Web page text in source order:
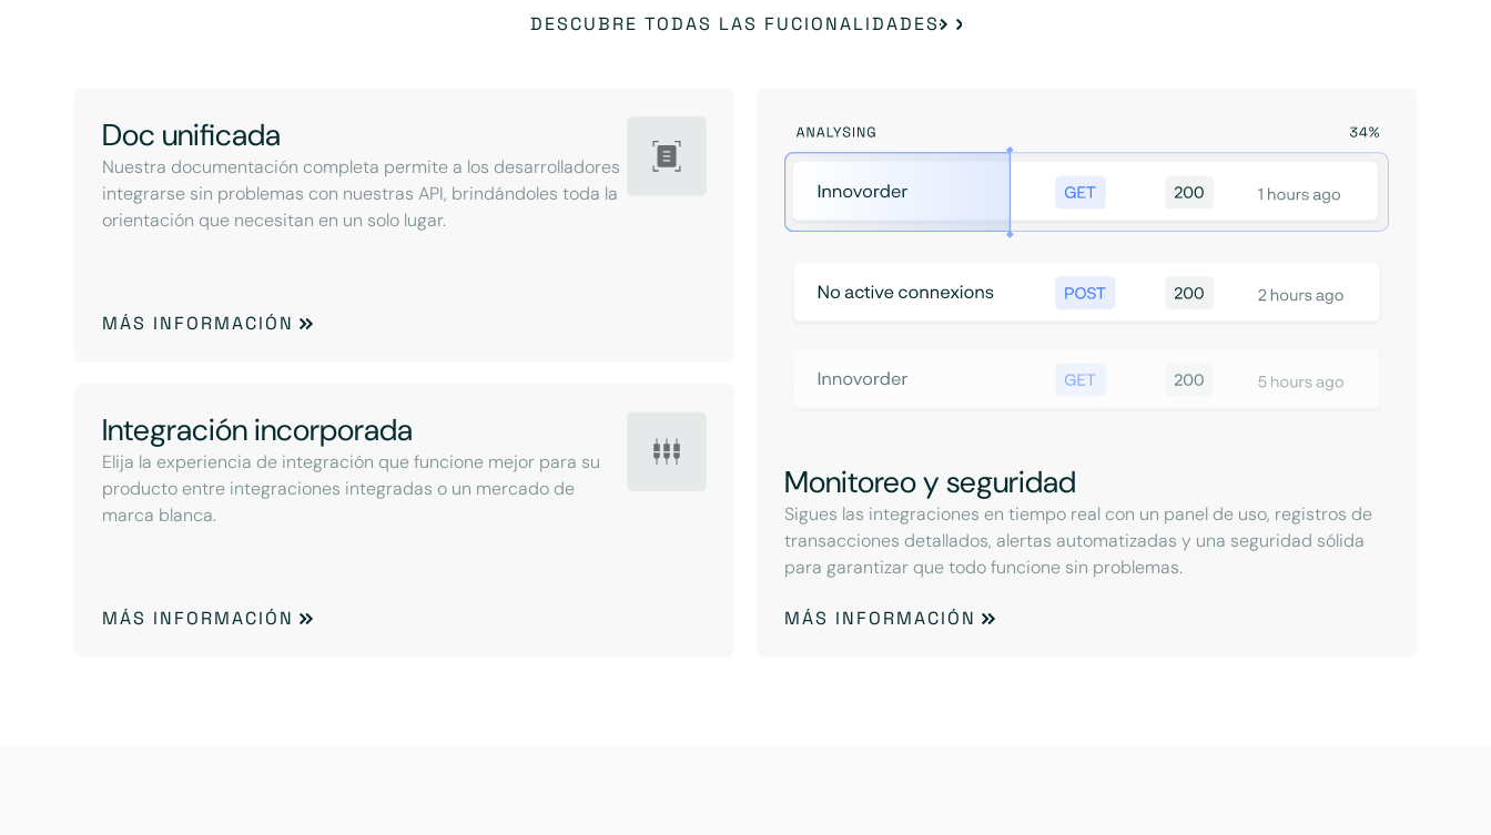
DESCUBRE TODAS LAS FUCIONALIDADES
Doc unificada
Nuestra documentación completa permite a los desarrolladores
integrarse sin problemas con nuestras API, brindándoles toda la
orientación que necesitan en un solo lugar.
MÁS INFORMACIÓN
Integración incorporada
Elija la experiencia de integración que funcione mejor para su
producto entre integraciones integradas o un mercado de
marca blanca.
MÁS INFORMACIÓN
Monitoreo y seguridad
Sigues las integraciones en tiempo real con un panel de uso, registros de
transacciones detallados, alertas automatizadas y una seguridad sólida
para garantizar que todo funcione sin problemas.
MÁS INFORMACIÓN